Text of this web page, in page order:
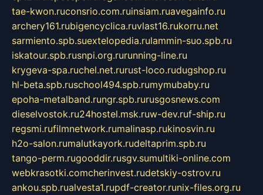
tae-kwon.ruconsrio.com.ruinsiam.ruavegainfo.ru
archery161.rubigencyclica.ruvlast16.rukorru.net
sarmiento.spb.suextelopedia.rulammin-suo.spb.ru
iskatour.spb.rusnpi.org.rurunning-line.ru
krygeva-spa.ruchel.net.rurust-loco.rudugshop.ru
hl-beta.spb.ruschool494.spb.rumymubaby.ru
epoha-metalband.rungr.spb.rurusgosnews.com
dieselvostok.ru24hostel.msk.ruw-dev.ruf-ship.ru
regsmi.rufilmnetwork.rumalinasp.rukinosvin.ru
h2o-salon.rumalutkayork.rudeltaprim.spb.ru
tango-perm.rugooddir.rusgv.sumultiki-online.com
webkrasotki.comcherinvest.rudetskiy-ostrov.ru
ankou.spb.rualvesta1.rupdf-creator.runix-files.org.ru